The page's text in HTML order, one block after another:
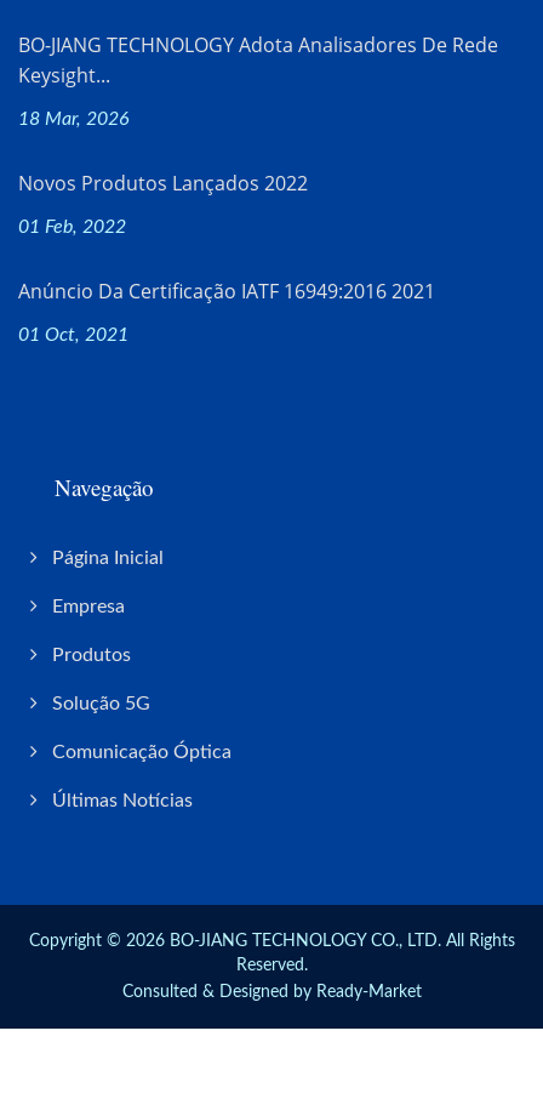
BO-JIANG TECHNOLOGY Adota Analisadores De Rede
Keysight...
18 Mar, 2026
Novos Produtos Lançados 2022
01 Feb, 2022
Anúncio Da Certificação IATF 16949:2016 2021
01 Oct, 2021
Navegação
Página Inicial
Empresa
Produtos
Solução 5G
Comunicação Óptica
Últimas Notícias
Copyright © 2026 BO-JIANG TECHNOLOGY CO., LTD.All Rights
Reserved.
Consulted & Designed by Ready-Market